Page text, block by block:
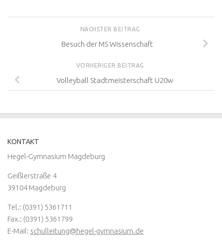
NÄCHSTER BEITRAG
Besuch der MS Wissenschaft
VORHERIGER BEITRAG
Volleyball Stadtmeisterschaft U20w
KONTAKT
Hegel-Gymnasium Magdeburg
Geißlerstraße 4
39104 Magdeburg
Tel.: (0391) 5361711
Fax.: (0391) 5361799
E-Mail: schulleitung@hegel-gymnasium.de